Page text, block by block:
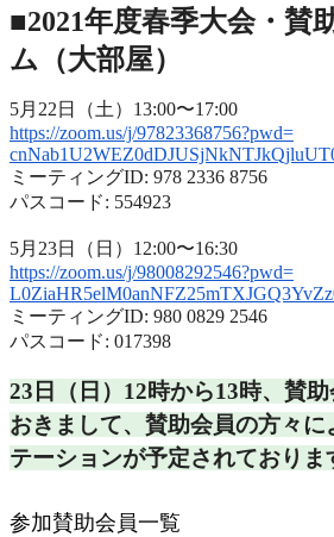
■2021年度春季大会・賛
ム（大部屋）
5月22日（土）13:00〜17:00
https://zoom.us/j/97823368756?pwd=
cnNab1U2WEZ0dDJUSjNkNTJkQjluUT
ミーティングID: 978 2336 8756
パスコード: 554923
5月23日（日）12:00〜16:30
https://zoom.us/j/98008292546?pwd=
L0ZiaHR5elM0anNFZ25mTXJGQ3YvZz
ミーティングID: 980 0829 2546
パスコード: 017398
23日（日）12時から13時、 賛助
おきまして、 賛助会員の方々に
テーションが予定されておりま
参加賛助会員一覧